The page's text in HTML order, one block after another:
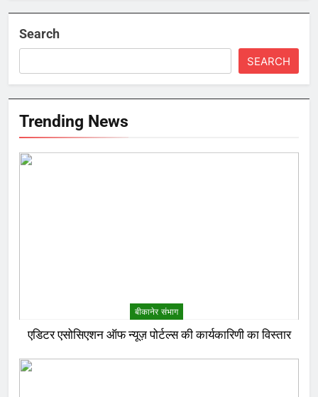
Search
SEARCH
Trending News
बीकानेर संभाग
एडिटर एसोसिएशन ऑफ न्यूज़ पोर्टल्स की कार्यकारिणी का विस्तार